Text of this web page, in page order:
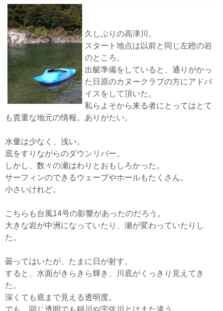
久しぶりの高津川。
スタート地点は以前と同じ左鐙の岩
のところ。
出艇準備をしていると、通りがかっ
た日原のカヌークラブの方にアドバ
イスをして頂いた。
私らよそから来る者にとってはとて
も貴重な地元の情報。ありがたい。
水量は少なく、浅い。
底をすりながらのダウンリバー。
しかし、数々の瀬はわりとおもしろかった。
サーフィンのできるウェーブやホールもたくさん。
小さいけれど。
こちらも台風14号の影響があったのだろう。
大きな岩が中洲になっていたり、瀬が変わっていたりし
た。
曇ってはいたが、たまに日が射す。
すると、水面がきらきら輝き、川底がくっきり見えてき
た。
深くても底まで見える透明度。